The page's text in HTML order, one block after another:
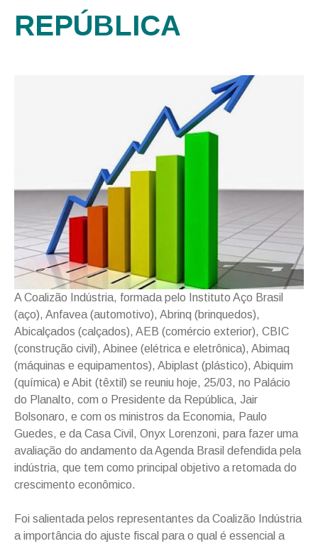
REPÚBLICA
A Coalizão Indústria, formada pelo Instituto Aço Brasil
(aço), Anfavea (automotivo), Abrinq (brinquedos),
Abicalçados (calçados), AEB (comércio exterior), CBIC
(construção civil), Abinee (elétrica e eletrônica), Abimaq
(máquinas e equipamentos), Abiplast (plástico), Abiquim
(química) e Abit (têxtil) se reuniu hoje, 25/03, no Palácio
do Planalto, com o Presidente da República, Jair
Bolsonaro, e com os ministros da Economia, Paulo
Guedes, e da Casa Civil, Onyx Lorenzoni, para fazer uma
avaliação do andamento da Agenda Brasil defendida pela
indústria, que tem como principal objetivo a retomada do
crescimento econômico.
Foi salientada pelos representantes da Coalizão Indústria
a importância do ajuste fiscal para o qual é essencial a